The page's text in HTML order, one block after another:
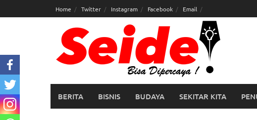
to
Home Twitter Instagram Facebook Email
BERITA BISNIS BUDAYA SEKITAR KITA